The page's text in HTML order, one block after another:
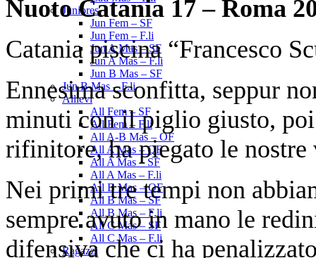
Juniores
Jun Fem – SF
Jun Fem – F.li
Jun A Mas – SF
Jun A Mas – F.li
Jun B Mas – SF
Jun B Mas – F.li
Allievi
All Fem – SF
All Fem – F.li
All A-B Mas – OF
All A Mas – QF
All A Mas – SF
All A Mas – F.li
All B Mas – QF
All B Mas – SF
All B Mas – F.li
All C Mas – SF
All C Mas – F.li
Ragazzi
Nuoto Catania 17 – Roma
Catania piscina “Francesco
Ennesima sconfitta, seppur
minuti con il piglio giusto, poi
rifinitore, ha piegato le nostre
Nei primi tre tempi non
sempre avuto in mano le
difensiva che ci ha